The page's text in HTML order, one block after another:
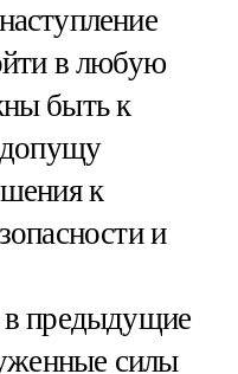
в любую
быть к
к
и
в предыдущие
силы